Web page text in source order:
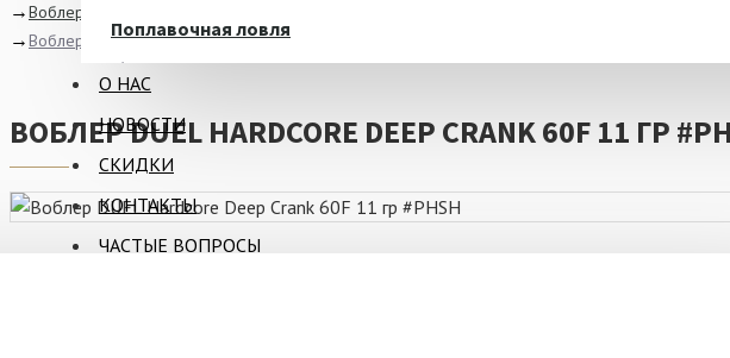
Поплавочная ловля
Ароматизаторы
Крючки
Еще
О НАС
НОВОСТИ
СКИДКИ
КОНТАКТЫ
ЧАСТЫЕ ВОПРОСЫ
Воблеры
Воблер DUEL Hardcore Deep Crank 60F 11 гр #PHSH
ВОБЛЕР DUEL HARDCORE DEEP CRANK 60F 11 ГР